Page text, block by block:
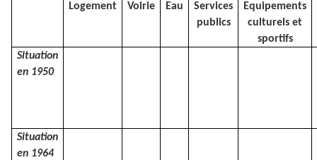
Logement Voirie Eau
Services
publics
Equipements
culturels et
sportifs
Situation
en 1950
Situation
en 1964